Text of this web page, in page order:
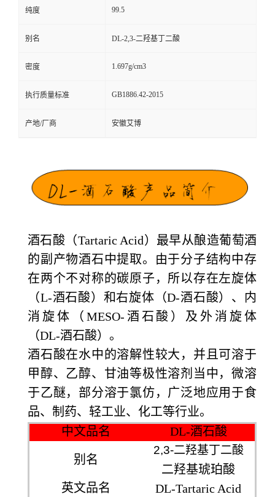
线
留
言
纯度 99.5
别名 DL-2,3-二羟基丁二酸
密度 1.697g/cm3
执行质量标准 GB1886.42-2015
产地/厂商 安徽艾博
酒石酸（Tartaric Acid）最早从酿造葡萄酒
的副产物酒石中提取。由于分子结构中存
在两个不对称的碳原子，所以存在左旋体
（L-酒石酸）和右旋体（D-酒石酸）、内
消旋体（MESO-酒石酸）及外消旋体
（DL-酒石酸）。
酒石酸在水中的溶解性较大，并且可溶于
甲醇、乙醇、甘油等极性溶剂当中，微溶
于乙醚，部分溶于氯仿，广泛地应用于食
品、制药、轻工业、化工等行业。
中文品名
DL-酒石酸
别名
2,3-二羟基丁二酸
二羟基琥珀酸
英文品名
DL-Tartaric Acid